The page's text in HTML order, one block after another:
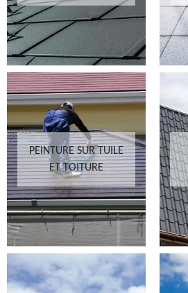
PEINTURE SUR TUILE
ET TOITURE